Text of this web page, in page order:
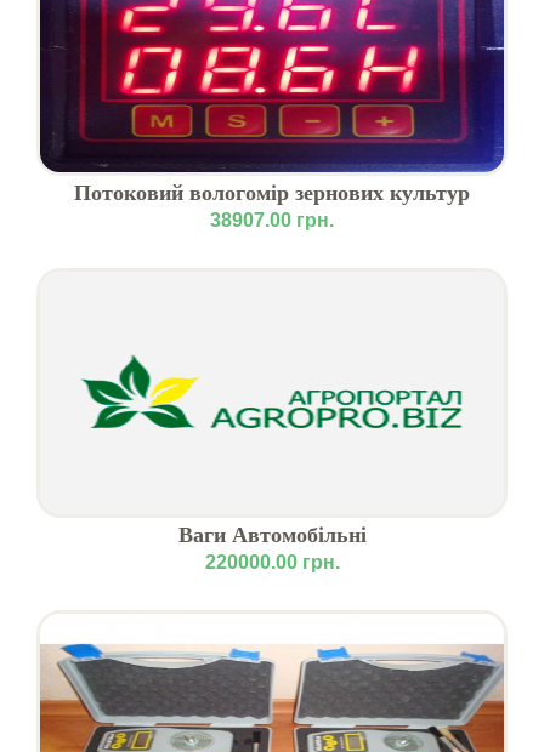
Потоковий вологомір зернових культур
МЕ.ВЗ-01
38907.00 грн.
Ваги Автомобільні
220000.00 грн.